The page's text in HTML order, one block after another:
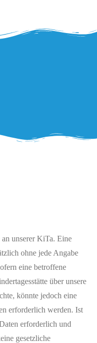
unserer KiTa. Eine
ohne jede Angabe
eine betroffene
über unsere
könnte jedoch eine
erforderlich werden. Ist
erforderlich und
gesetzliche